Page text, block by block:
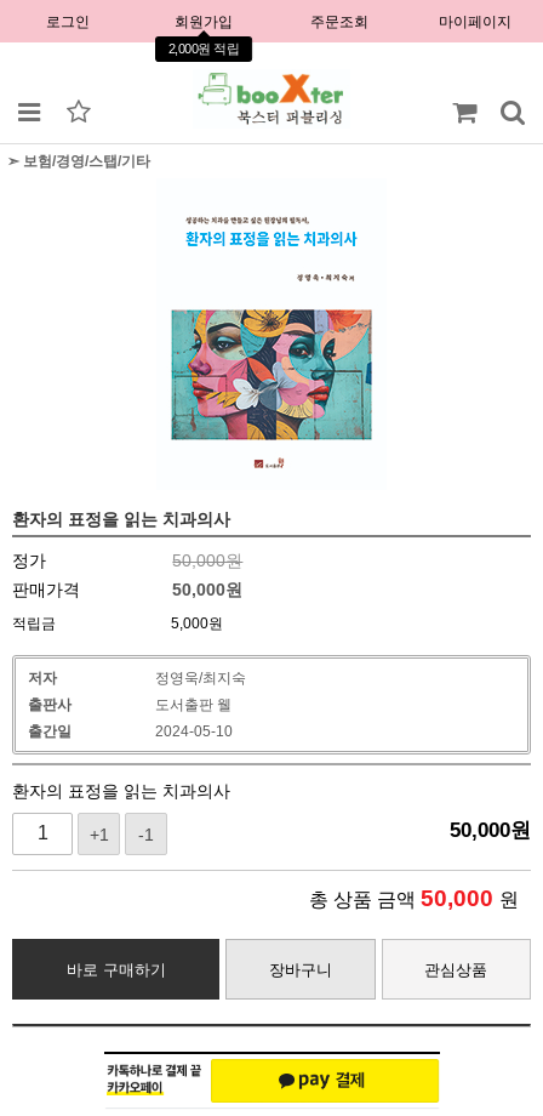
로그인 회원가입
2,000원 적립
주문조회 마이페이지
➣ 보험/경영/스탭/기타
환자의 표정을 읽는 치과의사
정가
50,000원
판매가격
50,000원
적립금 5,000원
저자
정영욱/최지숙
출판사
도서출판 웰
출간일
2024-05-10
환자의 표정을 읽는 치과의사
+1 -1 50,000원
총 상품 금액 50,000 원
바로 구매하기 장바구니 관심상품